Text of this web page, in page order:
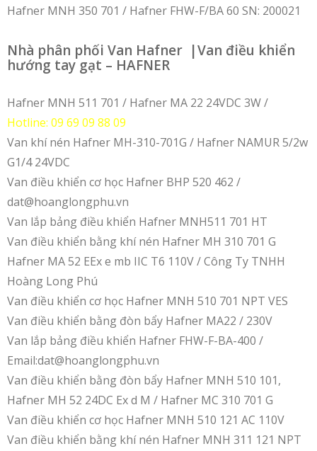
Hafner MNH 350 701 / Hafner FHW-F/BA 60 SN: 200021
Nhà phân phối Van Hafner |Van điều khiển
hướng tay gạt – HAFNER
Hafner MNH 511 701 / Hafner MA 22 24VDC 3W /
Hotline: 09 69 09 88 09
Van khí nén Hafner MH-310-701G / Hafner NAMUR 5/2w
G1/4 24VDC
Van điều khiển cơ học Hafner BHP 520 462 /
dat@hoanglongphu.vn
Van lắp bảng điều khiển Hafner MNH511 701 HT
Van điều khiển bằng khí nén Hafner MH 310 701 G
Hafner MA 52 EEx e mb IIC T6 110V / Công Ty TNHH
Hoàng Long Phú
Van điều khiển cơ học Hafner MNH 510 701 NPT VES
Van điều khiển bằng đòn bẩy Hafner MA22 / 230V
Van lắp bảng điều khiển Hafner FHW-F-BA-400 /
Email:dat@hoanglongphu.vn
Van điều khiển bằng đòn bẩy Hafner MNH 510 101,
Hafner MH 52 24DC Ex d M / Hafner MC 310 701 G
Van điều khiển cơ học Hafner MNH 510 121 AC 110V
Van điều khiển bằng khí nén Hafner MNH 311 121 NPT